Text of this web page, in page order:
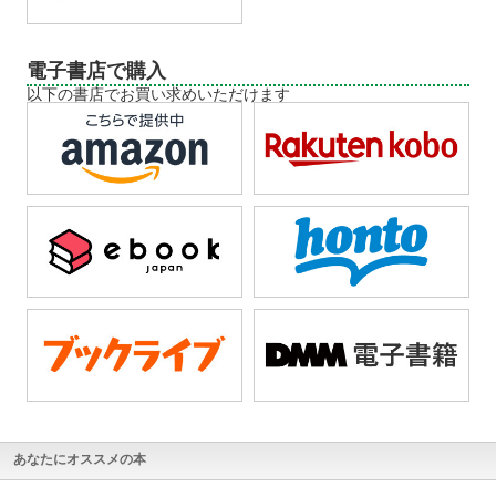
電子書店で購入
以下の書店でお買い求めいただけます
あなたにオススメの本